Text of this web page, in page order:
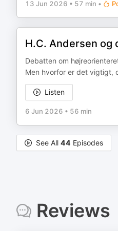
13 Jun 2026 • 57 min •
H.C. Andersen og
Debatten om
Men hvorfor er det vigtigt,
Listen
6 Jun 2026 • 56 min
See All 44 Episodes
Reviews